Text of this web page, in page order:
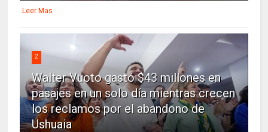
Leer Mas
2
Walter Vuoto gastó $43 millones en
pasajes en un solo día mientras crecen
los reclamos por el abandono de
Ushuaia